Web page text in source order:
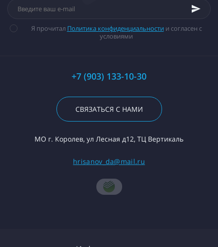
Я прочитал Политика конфиденциальности и согласен с
условиями
+7 (903) 133-10-30
СВЯЗАТЬСЯ С НАМИ
МО г. Королев, ул Лесная д12, ТЦ Вертикаль
hrisanov_da@mail.ru